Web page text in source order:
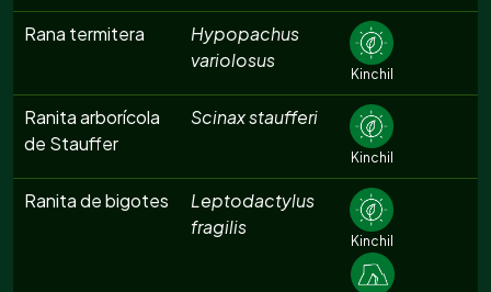
Rana termitera
Hypopachus
variolosus
Kinchil
Ranita arborícola
de Stauffer
Scinax staufferi
Kinchil
Ranita de bigotes
Leptodactylus
fragilis
Kinchil